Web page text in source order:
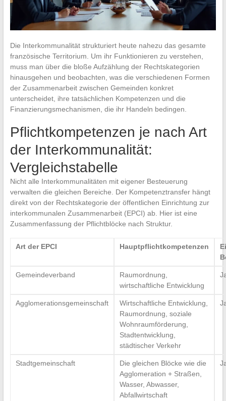
Die Interkommunalität strukturiert heute nahezu das gesamte
französische Territorium. Um ihr Funktionieren zu verstehen,
muss man über die bloße Aufzählung der Rechtskategorien
hinausgehen und beobachten, was die verschiedenen Formen
der Zusammenarbeit zwischen Gemeinden konkret
unterscheidet, ihre tatsächlichen Kompetenzen und die
Finanzierungsmechanismen, die ihr Handeln bedingen.
Pflichtkompetenzen je nach Art
der Interkommunalität:
Vergleichstabelle
Nicht alle Interkommunalitäten mit eigener Besteuerung
verwalten die gleichen Bereiche. Der Kompetenztransfer hängt
direkt von der Rechtskategorie der öffentlichen Einrichtung zur
interkommunalen Zusammenarbeit (EPCI) ab. Hier ist eine
Zusammenfassung der Pflichtblöcke nach Struktur.
Art der EPCI Hauptpflichtkompetenzen
Gemeindeverband
Raumordnung,
wirtschaftliche Entwicklung
Agglomerationsgemeinschaft
Wirtschaftliche Entwicklung,
Raumordnung, soziale
Wohnraumförderung,
Stadtentwicklung,
städtischer Verkehr
Stadtgemeinschaft
Die gleichen Blöcke wie die
Agglomeration + Straßen,
Wasser, Abwasser,
Abfallwirtschaft